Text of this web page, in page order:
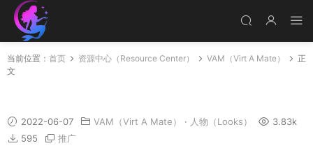
当前位置： 首页 资源中心（Resource Center） VAM（Virt A Mate）
正
文
2022-06-07 VAM（Virt A Mate） · 人物（Looks）
3.83k
595
推广